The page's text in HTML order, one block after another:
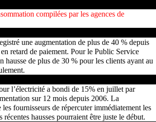
compilées par les agences de
une augmentation de plus de 40 % depuis
retard de paiement. Pour le Public Service
de plus de 30 % pour les clients ayant au
l’électricité a bondi de 15% en juillet par
sur 12 mois depuis 2006. La
fournisseurs de répercuter immédiatement les
hausses pourraient être juste le début.